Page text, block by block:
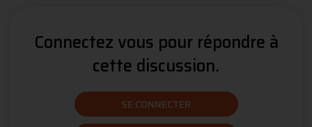
Connectez vous pour répondre à
cette discussion.
SE CONNECTER